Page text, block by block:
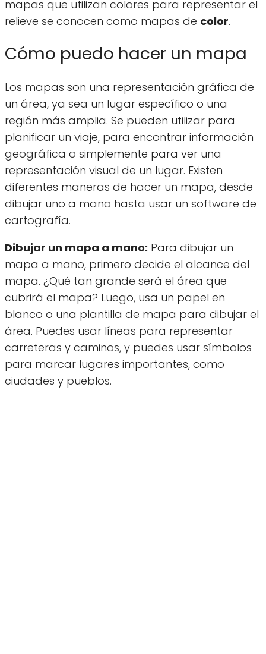
mapas que utilizan colores para representar el
relieve se conocen como mapas de color.
Cómo puedo hacer un mapa
Los mapas son una representación gráfica de
un área, ya sea un lugar específico o una
región más amplia. Se pueden utilizar para
planificar un viaje, para encontrar información
geográfica o simplemente para ver una
representación visual de un lugar. Existen
diferentes maneras de hacer un mapa, desde
dibujar uno a mano hasta usar un software de
cartografía.
Dibujar un mapa a mano: Para dibujar un
mapa a mano, primero decide el alcance del
mapa. ¿Qué tan grande será el área que
cubrirá el mapa? Luego, usa un papel en
blanco o una plantilla de mapa para dibujar el
área. Puedes usar líneas para representar
carreteras y caminos, y puedes usar símbolos
para marcar lugares importantes, como
ciudades y pueblos.